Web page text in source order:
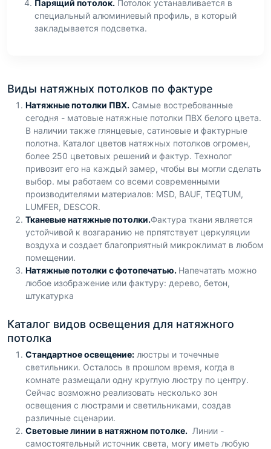
Парящий потолок. Потолок устанавливается в
специальный алюминиевый профиль, в который
закладывается подсветка.
Виды натяжных потолков по фактуре
Натяжные потолки ПВХ. Самые востребованные
сегодня - матовые натяжные потолки ПВХ белого цвета.
В наличии также глянцевые, сатиновые и фактурные
полотна. Каталог цветов натяжных потолков огромен,
более 250 цветовых решений и фактур. Технолог
привозит его на каждый замер, чтобы вы могли сделать
выбор. мы работаем со всеми современными
производителями материалов: MSD, BAUF, TEQTUM,
LUMFER, DESCOR.
Тканевые натяжные потолки.Фактура ткани является
устойчивой к возгаранию не прпятствует церкуляции
воздуха и создает благоприятный микроклимат в любом
помещении.
Натяжные потолки с фотопечатью. Напечатать можно
любое изображение или фактуру: дерево, бетон,
штукатурка
Каталог видов освещения для натяжного
потолка
Стандартное освещение: люстры и точечные
светильники. Осталось в прошлом время, когда в
комнате размещали одну круглую люстру по центру.
Сейчас возможно реализовать несколько зон
освещения с люстрами и светильниками, создав
различные сценарии.
Световые линии в натяжном потолке. Линии -
самостоятельный источник света, могу иметь любую